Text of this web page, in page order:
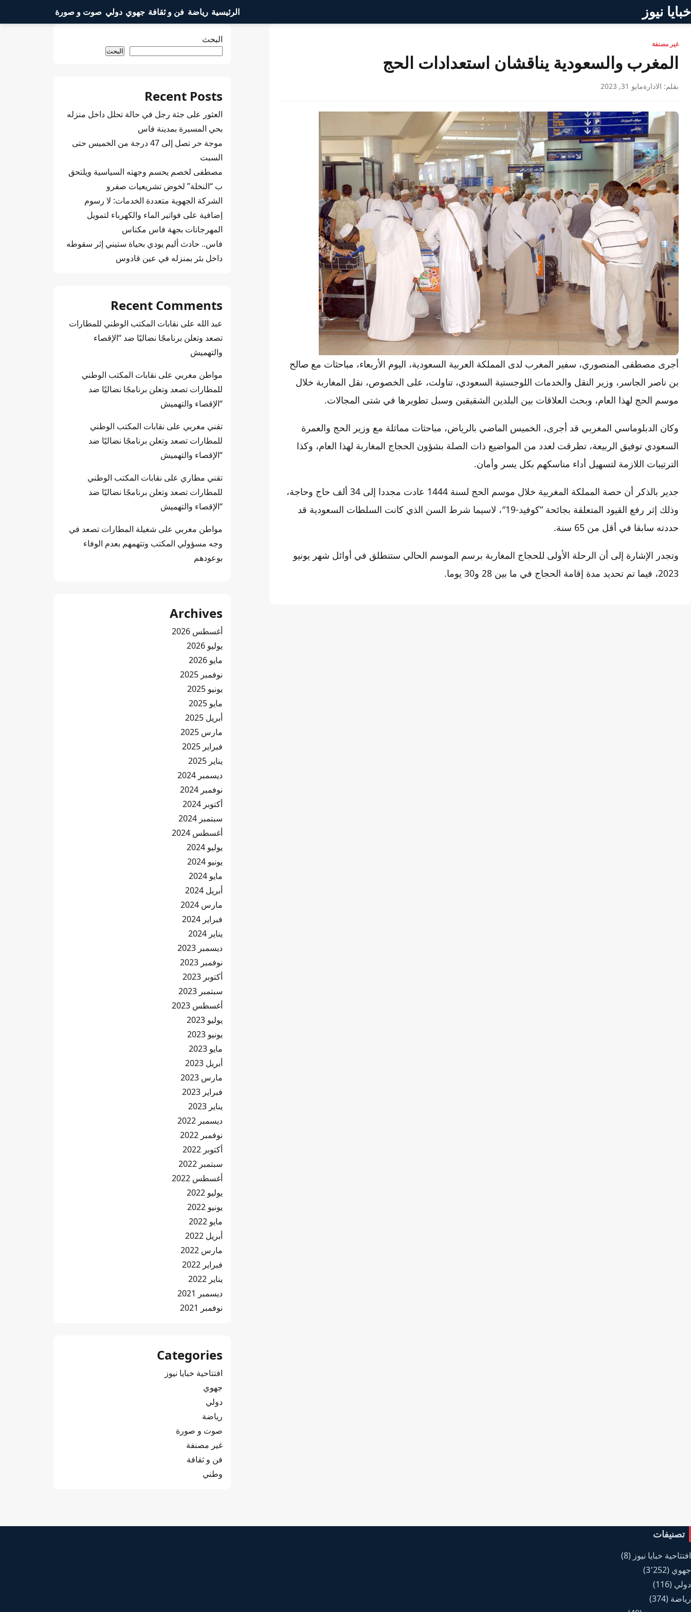
خبايا نيوز الرئيسية رياضة فن و ثقافة جهوي دولي صوت و صورة
غير مصنفة
المغرب والسعودية يناقشان استعدادات الحج
بقلم: الادارةمايو 31, 2023
أجرى مصطفى المنصوري، سفير المغرب لدى المملكة العربية السعودية، اليوم الأربعاء، مباحثات مع صالح
بن ناصر الجاسر، وزير النقل والخدمات اللوجستية السعودي، تناولت، على الخصوص، نقل المغاربة خلال
موسم الحج لهذا العام، وبحث العلاقات بين البلدين الشقيقين وسبل تطويرها في شتى المجالات.
وكان الدبلوماسي المغربي قد أجرى، الخميس الماضي بالرياض، مباحثات مماثلة مع وزير الحج والعمرة
السعودي توفيق الربيعة، تطرقت لعدد من المواضيع ذات الصلة بشؤون الحجاج المغاربة لهذا العام، وكذا
الترتيبات اللازمة لتسهيل أداء مناسكهم بكل يسر وأمان.
جدير بالذكر أن حصة المملكة المغربية خلال موسم الحج لسنة 1444 عادت مجددا إلى 34 ألف حاج وحاجة،
وذلك إثر رفع القيود المتعلقة بجائحة “كوفيد-19″، لاسيما شرط السن الذي كانت السلطات السعودية قد
حددته سابقا في أقل من 65 سنة.
وتجدر الإشارة إلى أن الرحلة الأولى للحجاج المغاربة برسم الموسم الحالي ستنطلق في أوائل شهر يونيو
2023، فيما تم تحديد مدة إقامة الحجاج في ما بين 28 و30 يوما.
البحث
البحث
Recent Posts
العثور على جثة رجل في حالة تحلل داخل منزله
بحي المسيرة بمدينة فاس
موجة حر تصل إلى 47 درجة من الخميس حتى
السبت
مصطفى لخصم يحسم وجهته السياسية ويلتحق
ب “النخلة” لخوض تشريعيات صفرو
الشركة الجهوية متعددة الخدمات: لا رسوم
إضافية على فواتير الماء والكهرباء لتمويل
المهرجانات بجهة فاس مكناس
فاس.. حادث أليم يودي بحياة ستيني إثر سقوطه
داخل بئر بمنزله في عين قادوس
Recent Comments
عبد الله على نقابات المكتب الوطني للمطارات
تصعد وتعلن برنامجًا نضاليًا ضد “الإقصاء
والتهميش
مواطن مغربي على نقابات المكتب الوطني
للمطارات تصعد وتعلن برنامجًا نضاليًا ضد
“الإقصاء والتهميش
تقني مغربي على نقابات المكتب الوطني
للمطارات تصعد وتعلن برنامجًا نضاليًا ضد
“الإقصاء والتهميش
تقني مطاري على نقابات المكتب الوطني
للمطارات تصعد وتعلن برنامجًا نضاليًا ضد
“الإقصاء والتهميش
مواطن مغربي على شغيلة المطارات تصعد في
وجه مسؤولي المكتب وتتهمهم بعدم الوفاء
بوعودهم
Archives
أغسطس 2026
يوليو 2026
مايو 2026
نوفمبر 2025
يونيو 2025
مايو 2025
أبريل 2025
مارس 2025
فبراير 2025
يناير 2025
ديسمبر 2024
نوفمبر 2024
أكتوبر 2024
سبتمبر 2024
أغسطس 2024
يوليو 2024
يونيو 2024
مايو 2024
أبريل 2024
مارس 2024
فبراير 2024
يناير 2024
ديسمبر 2023
نوفمبر 2023
أكتوبر 2023
سبتمبر 2023
أغسطس 2023
يوليو 2023
يونيو 2023
مايو 2023
أبريل 2023
مارس 2023
فبراير 2023
يناير 2023
ديسمبر 2022
نوفمبر 2022
أكتوبر 2022
سبتمبر 2022
أغسطس 2022
يوليو 2022
يونيو 2022
مايو 2022
أبريل 2022
مارس 2022
فبراير 2022
يناير 2022
ديسمبر 2021
نوفمبر 2021
Categories
افتتاحية خبايا نيوز
جهوي
دولي
رياضة
صوت و صورة
غير مصنفة
فن و ثقافة
وطني
تصنيفات
افتتاحية خبايا نيوز (8)
جهوي (3٬252)
دولي (116)
رياضة (374)